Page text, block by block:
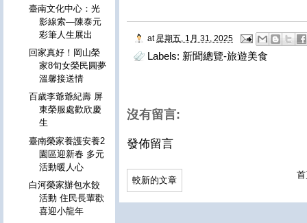
at 星期五, 1月 31, 2025
Labels: 新聞總覽-旅遊美食
沒有留言:
發佈留言
較新的文章
臺南文化中心：光
影線索—陳泰元
彩筆人生展出
回家真好！岡山榮
家8旬女榮民圓夢
溫馨接送情
百歲李爺爺紀壽 屏
東榮服處歡欣慶
生
臺南榮家養護安養2
園區迎新春 多元
活動暖人心
白河榮家辦包水餃
活動 住民長輩歡
喜迎小龍年